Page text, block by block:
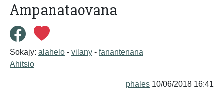
Ampanataovana
Sokajy: alahelo - vilany - fanantenana
Ahitsio
phales 10/06/2018 16:41